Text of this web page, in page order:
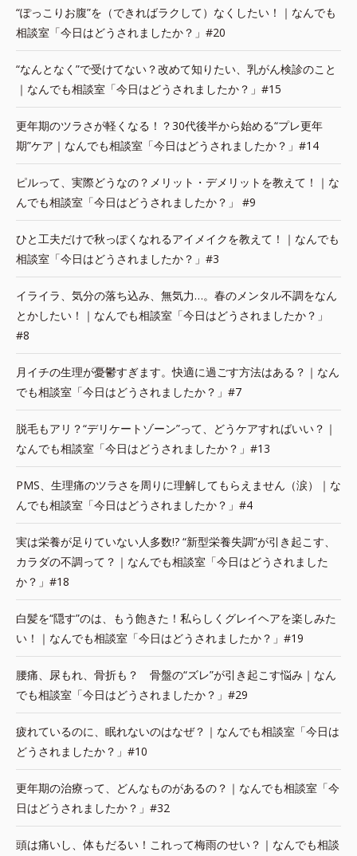
“ぽっこりお腹”を（できればラクして）なくしたい！｜なんでも
相談室「今日はどうされましたか？」#20
“なんとなく”で受けてない？改めて知りたい、乳がん検診のこと
｜なんでも相談室「今日はどうされましたか？」#15
更年期のツラさが軽くなる！？30代後半から始める“プレ更年
期”ケア｜なんでも相談室「今日はどうされましたか？」#14
ピルって、実際どうなの？メリット・デメリットを教えて！｜な
んでも相談室「今日はどうされましたか？」 #9
ひと工夫だけで秋っぽくなれるアイメイクを教えて！｜なんでも
相談室「今日はどうされましたか？」#3
イライラ、気分の落ち込み、無気力…。春のメンタル不調をなん
とかしたい！｜なんでも相談室「今日はどうされましたか？」
#8
月イチの生理が憂鬱すぎます。快適に過ごす方法はある？｜なん
でも相談室「今日はどうされましたか？」#7
脱毛もアリ？“デリケートゾーン”って、どうケアすればいい？｜
なんでも相談室「今日はどうされましたか？」#13
PMS、生理痛のツラさを周りに理解してもらえません（涙）｜な
んでも相談室「今日はどうされましたか？」#4
実は栄養が足りていない人多数!? “新型栄養失調”が引き起こす、
カラダの不調って？｜なんでも相談室「今日はどうされました
か？」#18
白髪を“隠す”のは、もう飽きた！私らしくグレイヘアを楽しみた
い！｜なんでも相談室「今日はどうされましたか？」#19
腰痛、尿もれ、骨折も？ 骨盤の“ズレ”が引き起こす悩み｜なん
でも相談室「今日はどうされましたか？」#29
疲れているのに、眠れないのはなぜ？｜なんでも相談室「今日は
どうされましたか？」#10
更年期の治療って、どんなものがあるの？｜なんでも相談室「今
日はどうされましたか？」#32
頭は痛いし、体もだるい！これって梅雨のせい？｜なんでも相談